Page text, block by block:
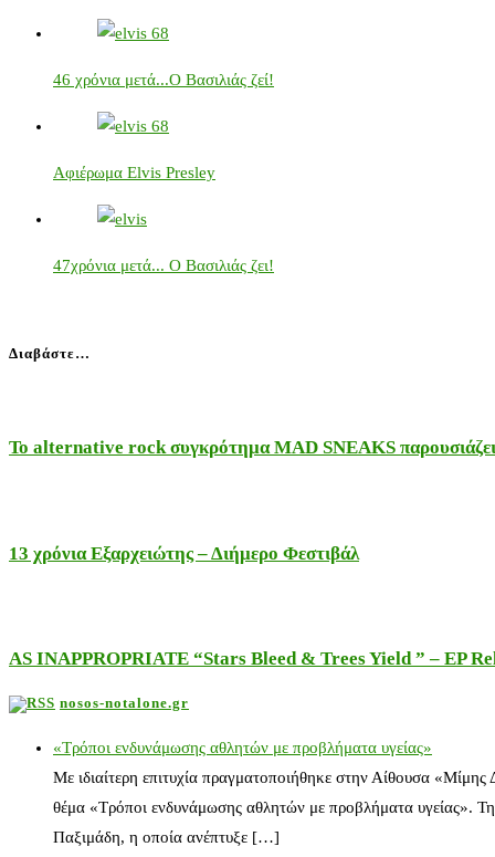
46 χρόνια μετά...Ο Βασιλιάς ζεί!
Αφιέρωμα Elvis Presley
47χρόνια μετά... Ο Βασιλιάς ζει!
Διαβάστε…
Το alternative rock συγκρότημα MAD SNEAKS
13 χρόνια Εξαρχειώτης – Διήμερο Φεστιβάλ
AS INAPPROPRIATE “Stars Bleed & Trees Yield ” – EP
nosos-notalone.gr
«Τρόποι ενδυνάμωσης αθλητών με προβλήματα υγείας»
Με ιδιαίτερη επιτυχία πραγματοποιήθηκε στην Αίθουσα
θέμα «Τρόποι ενδυνάμωσης αθλητών με προβλήματα υγείας».
Παξιμάδη, η οποία ανέπτυξε […]